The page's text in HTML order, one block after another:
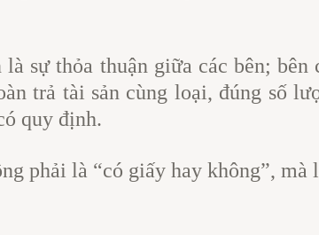
sự thỏa thuận giữa các bên; bên
trả tài sản cùng loại, đúng số
quy định.
phải là “có giấy hay không”, mà